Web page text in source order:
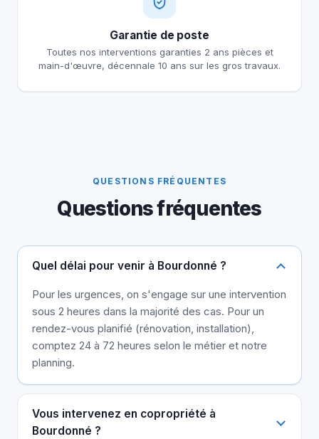
Garantie de poste
Toutes nos interventions garanties 2 ans pièces et
main-d'œuvre, décennale 10 ans sur les gros travaux.
QUESTIONS FRÉQUENTES
Questions fréquentes
Quel délai pour venir à Bourdonné ?
Pour les urgences, on s'engage sur une intervention
sous 2 heures dans la majorité des cas. Pour un
rendez-vous planifié (rénovation, installation),
comptez 24 à 72 heures selon le métier et notre
planning.
Vous intervenez en copropriété à
Bourdonné ?